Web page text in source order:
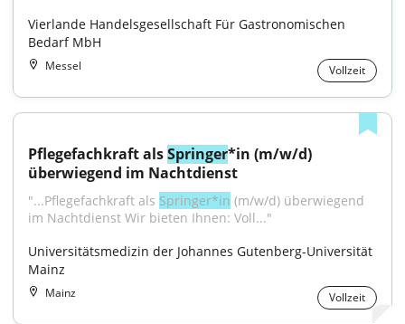
Vierlande Handelsgesellschaft Für Gastronomischen
Bedarf MbH
Messel Vollzeit
Pflegefachkraft als Springer*in (m/w/d)
überwiegend im Nachtdienst
"...Pflegefachkraft als Springer*in (m/w/d) überwiegend
im Nachtdienst Wir bieten Ihnen: Voll..."
Universitätsmedizin der Johannes Gutenberg-Universität
Mainz
Mainz Vollzeit